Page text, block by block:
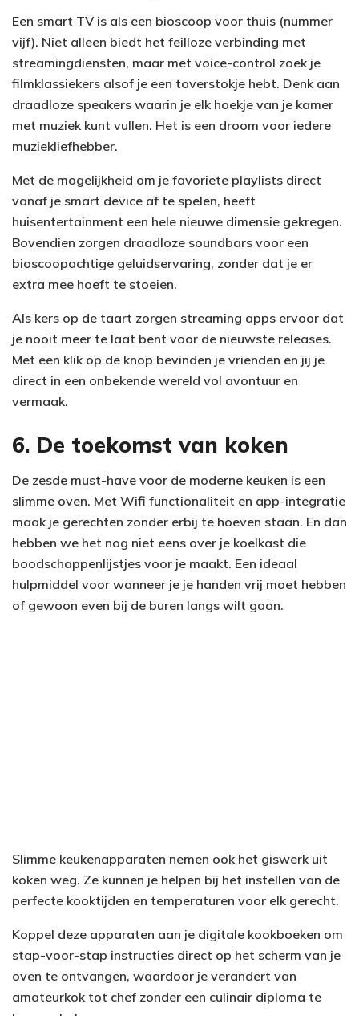
Een smart TV is als een bioscoop voor thuis (nummer
vijf). Niet alleen biedt het feilloze verbinding met
streamingdiensten, maar met voice-control zoek je
filmklassiekers alsof je een toverstokje hebt. Denk aan
draadloze speakers waarin je elk hoekje van je kamer
met muziek kunt vullen. Het is een droom voor iedere
muziekliefhebber.
Met de mogelijkheid om je favoriete playlists direct
vanaf je smart device af te spelen, heeft
huisentertainment een hele nieuwe dimensie gekregen.
Bovendien zorgen draadloze soundbars voor een
bioscoopachtige geluidservaring, zonder dat je er
extra mee hoeft te stoeien.
Als kers op de taart zorgen streaming apps ervoor dat
je nooit meer te laat bent voor de nieuwste releases.
Met een klik op de knop bevinden je vrienden en jij je
direct in een onbekende wereld vol avontuur en
vermaak.
6. De toekomst van koken
De zesde must-have voor de moderne keuken is een
slimme oven. Met Wifi functionaliteit en app-integratie
maak je gerechten zonder erbij te hoeven staan. En dan
hebben we het nog niet eens over je koelkast die
boodschappenlijstjes voor je maakt. Een ideaal
hulpmiddel voor wanneer je je handen vrij moet hebben
of gewoon even bij de buren langs wilt gaan.
Slimme keukenapparaten nemen ook het giswerk uit
koken weg. Ze kunnen je helpen bij het instellen van de
perfecte kooktijden en temperaturen voor elk gerecht.
Koppel deze apparaten aan je digitale kookboeken om
stap-voor-stap instructies direct op het scherm van je
oven te ontvangen, waardoor je verandert van
amateurkok tot chef zonder een culinair diploma te